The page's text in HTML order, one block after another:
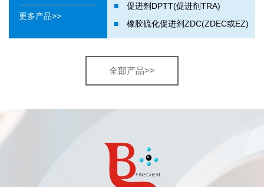
更多产品>>
■ 促进剂DPTT(促进剂TRA)
■ 橡胶硫化促进剂ZDC(ZDEC或EZ)
全部产品>>